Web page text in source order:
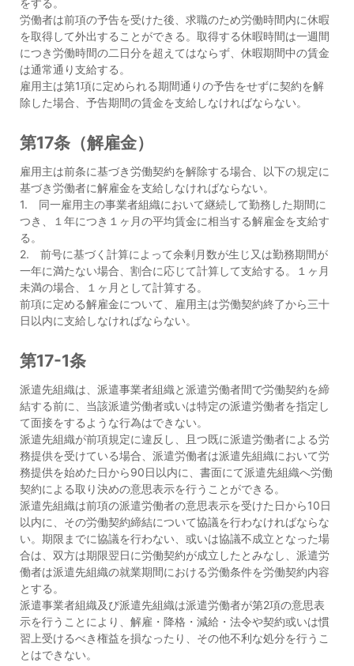
をする。
労働者は前項の予告を受けた後、求職のため労働時間内に休暇
を取得して外出することができる。取得する休暇時間は一週間
につき労働時間の二日分を超えてはならず、休暇期間中の賃金
は通常通り支給する。
雇用主は第1項に定められる期間通りの予告をせずに契約を解
除した場合、予告期間の賃金を支給しなければならない。
第17条（解雇金）
雇用主は前条に基づき労働契約を解除する場合、以下の規定に
基づき労働者に解雇金を支給しなければならない。
1. 同一雇用主の事業者組織において継続して勤務した期間に
つき、１年につき１ヶ月の平均賃金に相当する解雇金を支給す
る。
2. 前号に基づく計算によって余剰月数が生じ又は勤務期間が
一年に満たない場合、割合に応じて計算して支給する。１ヶ月
未満の場合、１ヶ月として計算する。
前項に定める解雇金について、雇用主は労働契約終了から三十
日以内に支給しなければならない。
第17-1条
派遣先組織は、派遣事業者組織と派遣労働者間で労働契約を締
結する前に、当該派遣労働者或いは特定の派遣労働者を指定し
て面接をするような行為はできない。
派遣先組織が前項規定に違反し、且つ既に派遣労働者による労
務提供を受けている場合、派遣労働者は派遣先組織において労
務提供を始めた日から90日以内に、書面にて派遣先組織へ労働
契約による取り決めの意思表示を行うことができる。
派遣先組織は前項の派遣労働者の意思表示を受けた日から10日
以内に、その労働契約締結について協議を行わなければならな
い。期限までに協議を行わない、或いは協議不成立となった場
合は、双方は期限翌日に労働契約が成立したとみなし、派遣労
働者は派遣先組織の就業期間における労働条件を労働契約内容
とする。
派遣事業者組織及び派遣先組織は派遣労働者が第2項の意思表
示を行うことにより、解雇・降格・減給・法令や契約或いは慣
習上受けるべき権益を損なったり、その他不利な処分を行うこ
とはできない。